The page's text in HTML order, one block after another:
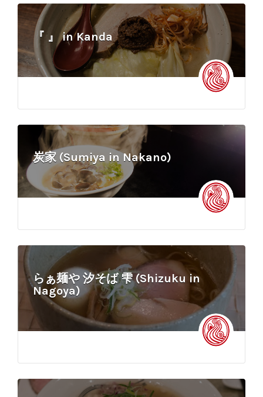
『 』 in Kanda
炭家 (Sumiya in Nakano)
らぁ麺や 汐そば 雫 (Shizuku in
Nagoya)